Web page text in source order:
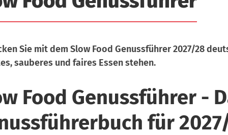
Sie mit dem Slow Food Genussführer 2027/28
sauberes und faires Essen stehen.
Food Genussführer -
für